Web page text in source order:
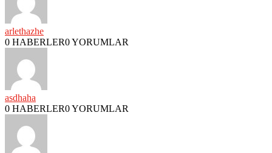
arlethazhe
0 HABERLER0 YORUMLAR
asdhaha
0 HABERLER0 YORUMLAR